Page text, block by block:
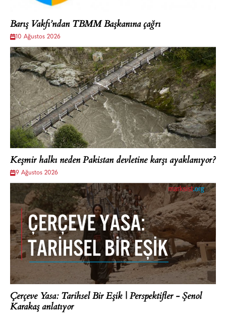
Barış Vakfı’ndan TBMM Başkanına çağrı
10 Ağustos 2026
Keşmir halkı neden Pakistan devletine karşı ayaklanıyor?
9 Ağustos 2026
Çerçeve Yasa: Tarihsel Bir Eşik | Perspektifler - Şenol
Karakaş anlatıyor